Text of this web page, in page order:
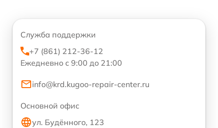
Служба поддержки
+7 (861) 212-36-12
Ежедневно с 9:00 до 21:00
info@krd.kugoo-repair-center.ru
Основной офис
ул. Будённого, 123